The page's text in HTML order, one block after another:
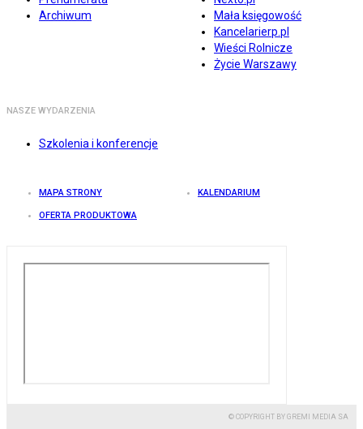
Archiwum
Mała księgowość
Kancelarierp.pl
Wieści Rolnicze
Życie Warszawy
NASZE WYDARZENIA
Szkolenia i konferencje
MAPA STRONY KALENDARIUM
OFERTA PRODUKTOWA
© COPYRIGHT BY GREMI MEDIA SA